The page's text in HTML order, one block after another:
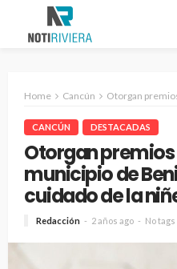
Home Cancún Otorgan premios
CANCÚN DESTACADAS
Otorgan
municipio de
cuidado de la
Redacción 2 años ago No tags